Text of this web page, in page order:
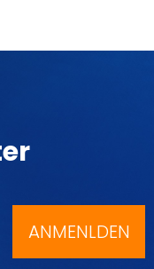
ANMENLDEN